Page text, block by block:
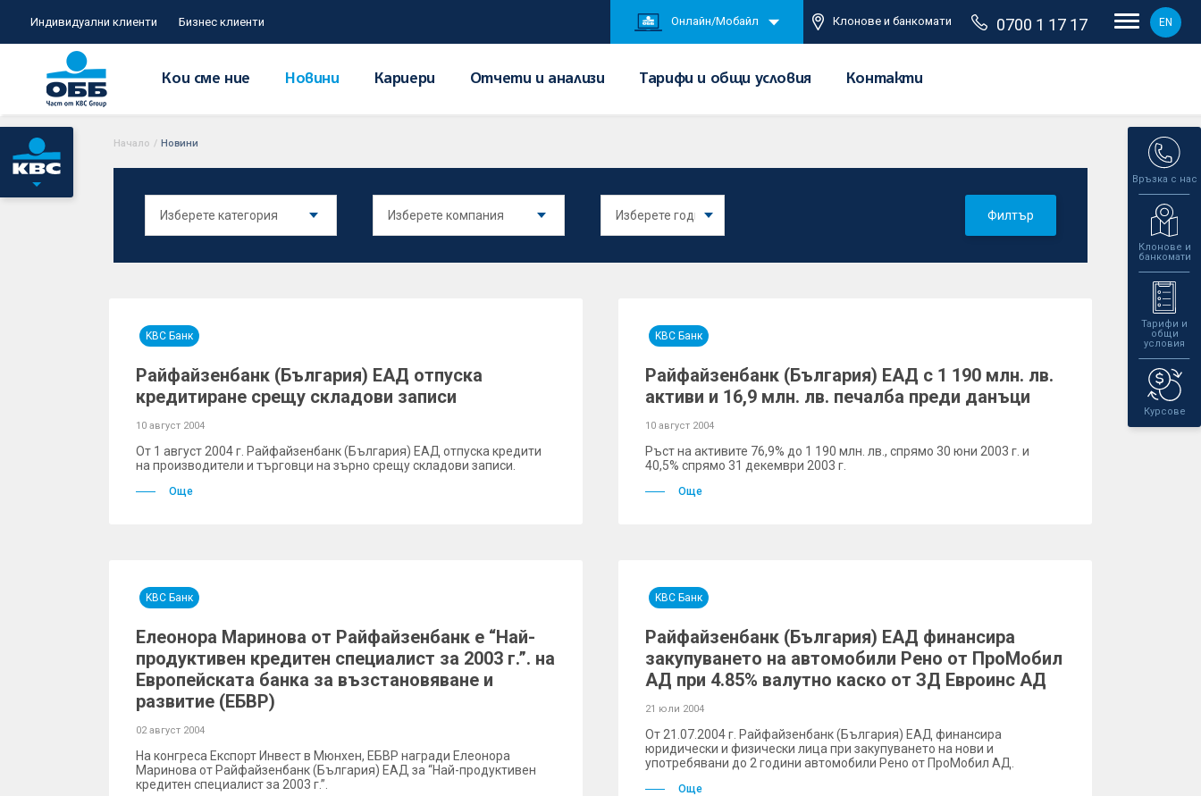
Индивидуални клиенти Бизнес клиенти Онлайн/Мобайл Клонове и банкомати 0700 1 17 17 EN
Кои сме ние Новини Кариери Отчети и анализи Тарифи и общи условия Контакти
Връзка с нас
Клонове и
банкомати
Тарифи и
общи
условия
Курсове
Начало / Новини
Филтър
KBC Банк
Райфайзенбанк (България) ЕАД отпуска
кредитиране срещу складови записи
10 август 2004
От 1 август 2004 г. Райфайзенбанк (България) ЕАД отпуска кредити
на производители и търговци на зърно срещу складови записи.
Още
KBC Банк
Райфайзенбанк (България) ЕАД с 1 190 млн. лв.
активи и 16,9 млн. лв. печалба преди данъци
10 август 2004
Ръст на активите 76,9% до 1 190 млн. лв., спрямо 30 юни 2003 г. и
40,5% спрямо 31 декември 2003 г.
Още
KBC Банк
Елеонора Маринова от Райфайзенбанк е “Най-
продуктивен кредитен специалист за 2003 г.”. на
Европейската банка за възстановяване и
развитие (ЕБВР)
02 август 2004
На конгреса Експорт Инвест в Мюнхен, ЕБВР награди Елеонора
Маринова от Райфайзенбанк (България) ЕАД за “Най-продуктивен
кредитен специалист за 2003 г.”.
KBC Банк
Райфайзенбанк (България) ЕАД финансира
закупуването на автомобили Рено от ПроМобил
АД при 4.85% валутно каско от ЗД Евроинс АД
21 юли 2004
От 21.07.2004 г. Райфайзенбанк (България) ЕАД финансира
юридически и физически лица при закупуването на нови и
употребявани до 2 години автомобили Рено от ПроМобил АД.
Още